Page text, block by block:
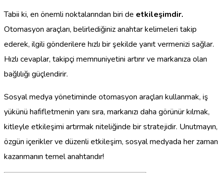
Tabii ki, en önemli noktalarından biri de etkileşimdir.
Otomasyon araçları, belirlediğiniz anahtar kelimeleri takip
ederek, ilgili gönderilere hızlı bir şekilde yanıt vermenizi sağlar.
Hızlı cevaplar, takipçi memnuniyetini artırır ve markanıza olan
bağlılığı güçlendirir.
Sosyal medya yönetiminde otomasyon araçları kullanmak, iş
yükünü hafifletmenin yanı sıra, markanızı daha görünür kılmak,
kitleyle etkileşimi artırmak niteliğinde bir stratejidir. Unutmayın,
özgün içerikler ve düzenli etkileşim, sosyal medyada her zaman
kazanmanın temel anahtarıdır!